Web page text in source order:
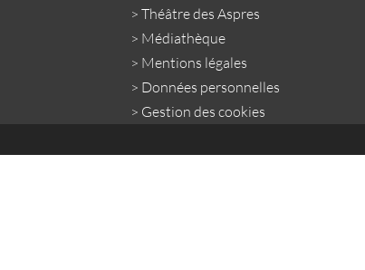
>Théâtre des Aspres
> Médiathèque
> Mentions légales
> Données personnelles
> Gestion des cookies